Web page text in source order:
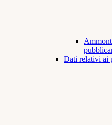
Dati relativi ai